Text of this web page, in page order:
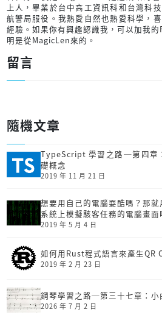
上人，畢業於台中高工資訊科和台灣科
航警局服役。我熱愛自然也熱愛科學，
經驗。如果你有興趣認識我，可以加我的
明是從MagicLen來的。
留言
隨機文章
TypeScript 學習之路─第四章
礎概念
2019 年 11 月 21 日
想要用自己的電腦耍酷嗎？那
系統上模擬駭客任務的電腦畫面
2019 年 5 月 4 日
如何用Rust程式語言來產生QR
2019 年 2 月 23 日
鋼琴學習之路─第三十七章：小
2026 年 7 月 2 日